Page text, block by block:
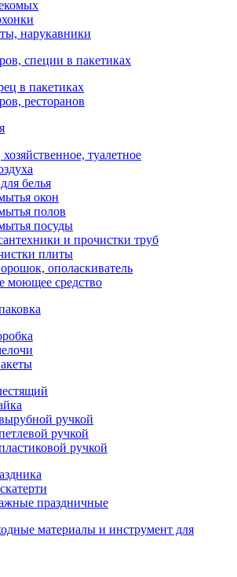
нарукавники
специи в пакетиках
в пакетиках
ресторанов
туалетное
белья
окон
полов
посуды
и прочистки труб
плиты
ополаскиватель
моющее средство
ручкой
ручкой
ручкой
праздничные
материалы и инструмент для